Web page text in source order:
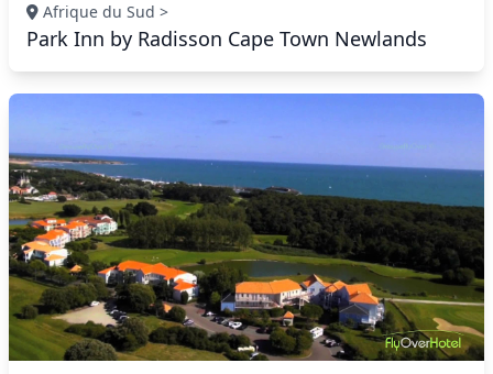
Afrique du Sud >
Park Inn by Radisson Cape Town Newlands